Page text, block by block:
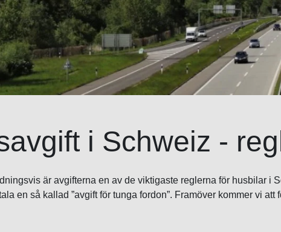
i Schweiz -
är avgifterna en av de viktigaste reglerna för husbilar i
en så kallad ”avgift för tunga fordon”. Framöver kommer vi